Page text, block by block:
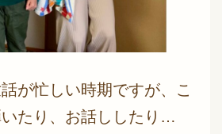
が忙しい時期ですが、こ
たり、お話ししたり…